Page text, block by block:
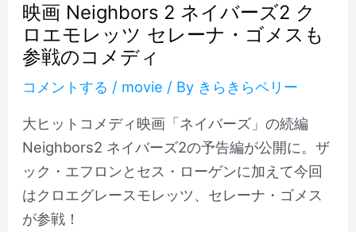
映画 Neighbors 2 ネイバーズ2 ク
ロエモレッツ セレーナ・ゴメスも
参戦のコメディ
コメントする / movie / By きらきらペリー
大ヒットコメディ映画「ネイバーズ」の続編
Neighbors2 ネイバーズ2の予告編が公開に。ザ
ック・エフロンとセス・ローゲンに加えて今回
はクロエグレースモレッツ、セレーナ・ゴメス
が参戦！